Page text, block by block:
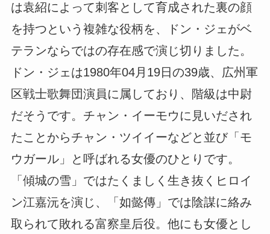
は袁紹によって刺客として育成された裏の顔
を持つという複雑な役柄を、ドン・ジェがベ
テランならではの存在感で演じ切りました。
ドン・ジェは1980年04月19日の39歳、広州軍
区戦士歌舞団演員に属しており、階級は中尉
だそうです。チャン・イーモウに見いだされ
たことからチャン・ツイイーなどと並び「モ
ウガール」と呼ばれる女優のひとりです。
「傾城の雪」ではたくましく生き抜くヒロイ
ン江嘉沅を演じ、「如懿傳」では陰謀に絡み
取られて敗れる富察皇后役。他にも女優とし